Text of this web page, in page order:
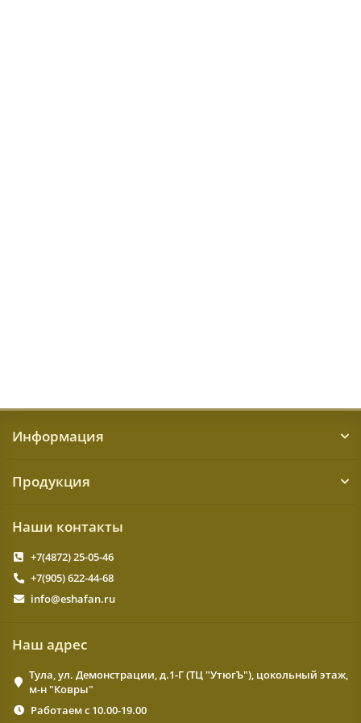
Информация
Продукция
Наши контакты
+7(4872) 25-05-46
+7(905) 622-44-68
info@eshafan.ru
Наш адрес
Тула, ул. Демонстрации, д.1-Г (ТЦ "УтюгЪ"), цокольный этаж,
м-н "Ковры"
Работаем с 10.00-19.00